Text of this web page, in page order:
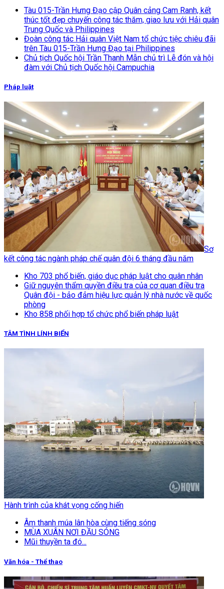
Tàu 015-Trần Hưng Đạo cập Quân cảng Cam Ranh, kết
thúc tốt đẹp chuyến công tác thăm, giao lưu với Hải quân
Trung Quốc và Philippines
Đoàn công tác Hải quân Việt Nam tổ chức tiệc chiêu đãi
trên Tàu 015-Trần Hưng Đạo tại Philippines
Chủ tịch Quốc hội Trần Thanh Mẫn chủ trì Lễ đón và hội
đàm với Chủ tịch Quốc hội Campuchia
Pháp luật
Sơ
kết công tác ngành pháp chế quân đội 6 tháng đầu năm
Kho 703 phổ biến, giáo dục pháp luật cho quân nhân
Giữ nguyên thẩm quyền điều tra của cơ quan điều tra
Quân đội - bảo đảm hiệu lực quản lý nhà nước về quốc
phòng
Kho 858 phối hợp tổ chức phổ biến pháp luật
TÂM TÌNH LÍNH BIỂN
Hành trình của khát vọng cống hiến
Âm thanh múa lân hòa cùng tiếng sóng
MÙA XUÂN NƠI ĐẦU SÓNG
Mũi thuyền ta đó...
Văn hóa - Thể thao